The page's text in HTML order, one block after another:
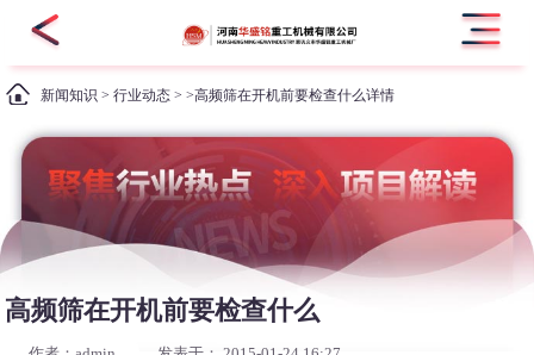
新闻知识 >行业动态 > >高频筛在开机前要检查什么详情
高频筛在开机前要检查什么